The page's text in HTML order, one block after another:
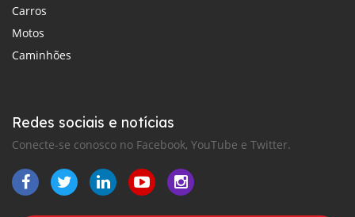
Carros
Motos
Caminhões
Redes sociais e notícias
Conecte-se conosco no Facebook, YouTube e Twitter.